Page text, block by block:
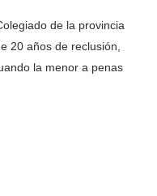
de la provincia
20 años de reclusión,
la menor a penas